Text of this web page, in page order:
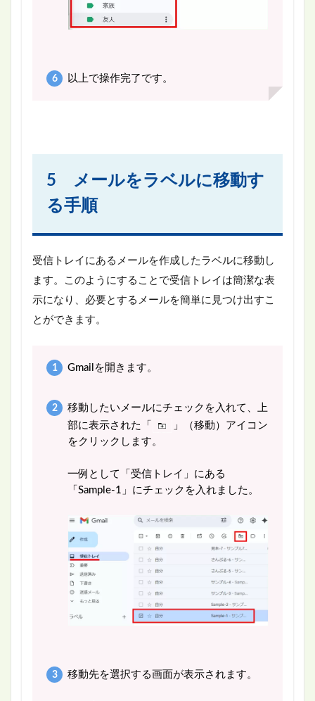
以上で操作完了です。
5 メールをラベルに移動す
る手順
受信トレイにあるメールを作成したラベルに移動し
ます。このようにすることで受信トレイは簡潔な表
示になり、必要とするメールを簡単に見つけ出すこ
とができます。
Gmailを開きます。
移動したいメールにチェックを入れて、上
部に表示された「
」（移動）アイコン
をクリックします。
一例として「受信トレイ」にある
「Sample-1」にチェックを入れました。
移動先を選択する画面が表示されます。